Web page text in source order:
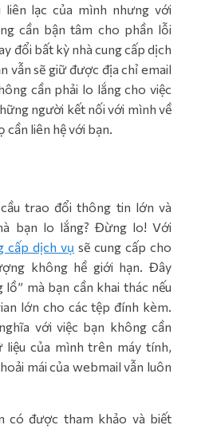
lạc của mình nhưng với
cần bận tâm cho phần lỗi
đổi bất kỳ nhà cung cấp dịch
vẫn sẽ giữ được địa chỉ email
cần phải lo lắng cho việc
người kết nối với mình về
liên hệ với bạn.
trao đổi thông tin lớn và
bạn lo lắng? Đừng lo! Với
cấp dịch vụ sẽ cung cấp cho
không hề giới hạn. Đây
mà bạn cần khai thác nếu
lớn cho các tệp đính kèm.
với việc bạn không cần
liệu của mình trên máy tính,
mái của webmail vẫn luôn
có được tham khảo và biết